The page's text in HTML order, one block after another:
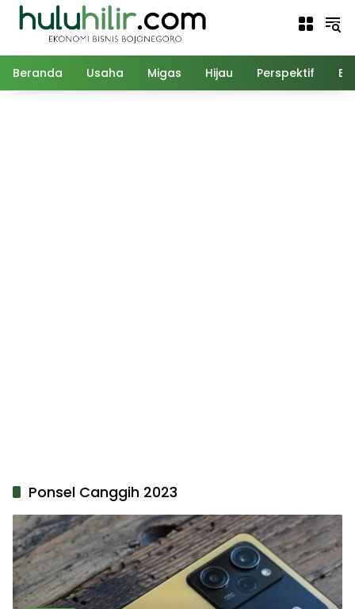
Langsung
Beranda Usaha Migas Hijau Perspektif
Ponsel Canggih 2023